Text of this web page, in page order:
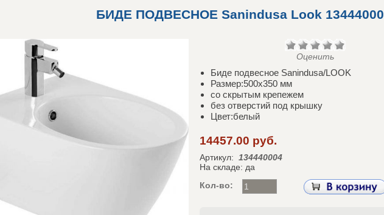
БИДЕ ПОДВЕСНОЕ Sanindusa Look
Оценить
Биде подвесное Sanindusa/LOOK
Размер:500x350 мм
со скрытым крепежем
без отверстий под крышку
Цвет:белый
14457.00 руб.
Артикул: 134440004
На складе: да
Кол-во: